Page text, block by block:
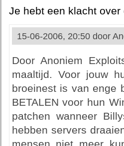
Je hebt een klacht
15-06-2006, 20:50 door
Door Anoniem
maaltijd. Voor jouw
broeinest is van enge
BETALEN voor hun
patchen wanneer
hebben servers